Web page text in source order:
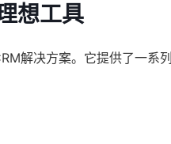
想工具
解决方案。它提供了一系